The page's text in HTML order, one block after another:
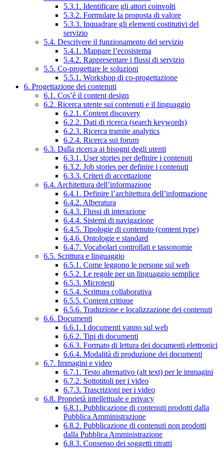
5.3.1. Identificare gli attori coinvolti
5.3.2. Formulare la proposta di valore
5.3.3. Inquadrare gli elementi costitutivi del
servizio
5.4. Descrivere il funzionamento del servizio
5.4.1. Mappare l’ecosistema
5.4.2. Rappresentare i flussi di servizio
5.5. Co-progettare le soluzioni
5.5.1. Workshop di co-progettazione
6. Progettazione dei contenuti
6.1. Cos’è il content design
6.2. Ricerca utente sui contenuti e il linguaggio
6.2.1. Content discovery
6.2.2. Dati di ricerca (search keywords)
6.2.3. Ricerca tramite analytics
6.2.4. Ricerca sui forum
6.3. Dalla ricerca ai bisogni degli utenti
6.3.1. User stories per definire i contenuti
6.3.2. Job stories per definire i contenuti
6.3.3. Criteri di accettazione
6.4. Architettura dell’informazione
6.4.1. Definire l’architettura dell’informazione
6.4.2. Alberatura
6.4.3. Flussi di interazione
6.4.4. Sistemi di navigazione
6.4.5. Tipologie di contenuto (content type)
6.4.6. Ontologie e standard
6.4.7. Vocabolari controllati e tassonomie
6.5. Scrittura e linguaggio
6.5.1. Come leggono le persone sul web
6.5.2. Le regole per un linguaggio semplice
6.5.3. Microtesti
6.5.4. Scrittura collaborativa
6.5.5. Content critique
6.5.6. Traduzione e localizzazione dei contenuti
6.6. Documenti
6.6.1. I documenti vanno sul web
6.6.2. Tipi di documenti
6.6.3. Formato di lettura dei documenti elettronici
6.6.4. Modalità di produzione dei documenti
6.7. Immagini e video
6.7.1. Testo alternativo (alt text) per le immagini
6.7.2. Sottotitoli per i video
6.7.3. Trascrizioni per i video
6.8. Proprietà intellettuale e privacy
6.8.1. Pubblicazione di contenuti prodotti dalla
Pubblica Amministrazione
6.8.2. Pubblicazione di contenuti non prodotti
dalla Pubblica Amministrazione
6.8.3. Consenso dei soggetti ritratti